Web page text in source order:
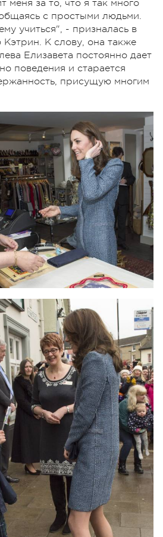
меня за то, что я так много
с простыми людьми.
учиться", - призналась в
Кэтрин. К слову, она также
Елизавета постоянно дает
поведения и старается
присущую многим